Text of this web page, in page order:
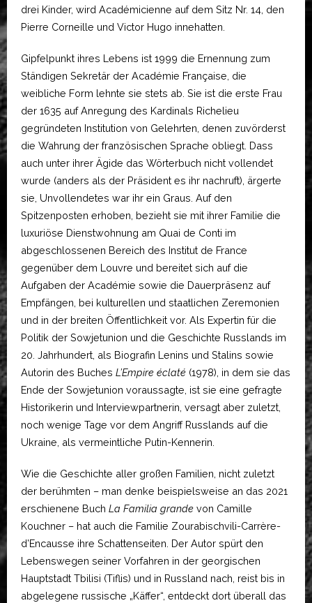
drei Kinder, wird Académicienne auf dem Sitz Nr. 14, den
Pierre Corneille und Victor Hugo innehatten.
Gipfelpunkt ihres Lebens ist 1999 die Ernennung zum
Ständigen Sekretär der Académie Française, die
weibliche Form lehnte sie stets ab. Sie ist die erste Frau
der 1635 auf Anregung des Kardinals Richelieu
gegründeten Institution von Gelehrten, denen zuvörderst
die Wahrung der französischen Sprache obliegt. Dass
auch unter ihrer Ägide das Wörterbuch nicht vollendet
wurde (anders als der Präsident es ihr nachruft), ärgerte
sie, Unvollendetes war ihr ein Graus. Auf den
Spitzenposten erhoben, bezieht sie mit ihrer Familie die
luxuriöse Dienstwohnung am Quai de Conti im
abgeschlossenen Bereich des Institut de France
gegenüber dem Louvre und bereitet sich auf die
Aufgaben der Académie sowie die Dauerpräsenz auf
Empfängen, bei kulturellen und staatlichen Zeremonien
und in der breiten Öffentlichkeit vor. Als Expertin für die
Politik der Sowjetunion und die Geschichte Russlands im
20. Jahrhundert, als Biografin Lenins und Stalins sowie
Autorin des Buches L’Empire éclaté (1978), in dem sie das
Ende der Sowjetunion voraussagte, ist sie eine gefragte
Historikerin und Interviewpartnerin, versagt aber zuletzt,
noch wenige Tage vor dem Angriff Russlands auf die
Ukraine, als vermeintliche Putin-Kennerin.
Wie die Geschichte aller großen Familien, nicht zuletzt
der berühmten – man denke beispielsweise an das 2021
erschienene Buch La Familia grande von Camille
Kouchner – hat auch die Familie Zourabischvili-Carrère-
d’Encausse ihre Schattenseiten. Der Autor spürt den
Lebenswegen seiner Vorfahren in der georgischen
Hauptstadt Tbilisi (Tiflis) und in Russland nach, reist bis in
abgelegene russische „Käffer“, entdeckt dort überall das